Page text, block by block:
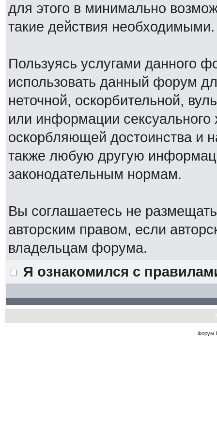
для этого в минимально
такие действия необходимыми.
Пользуясь услугами данного
использовать данный форум
неточной, оскорбительной,
или информации
оскорбляющей достоинства и
также любую другую
законодательным нормам.
Вы соглашаетесь не
авторским правом, если
владельцам форума.
Я ознакомился с
Форум